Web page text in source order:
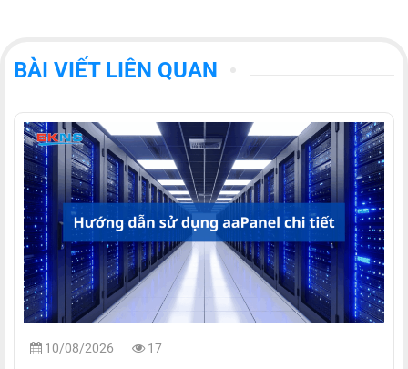
BÀI VIẾT LIÊN QUAN
10/08/2026 17